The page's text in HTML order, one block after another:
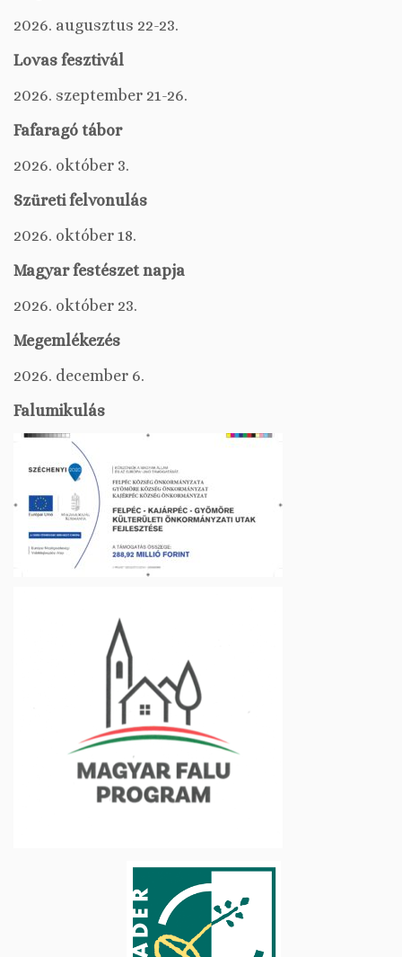
2026. augusztus 22-23.
Lovas fesztivál
2026. szeptember 21-26.
Fafaragó tábor
2026. október 3.
Szüreti felvonulás
2026. október 18.
Magyar festészet napja
2026. október 23.
Megemlékezés
2026. december 6.
Falumikulás